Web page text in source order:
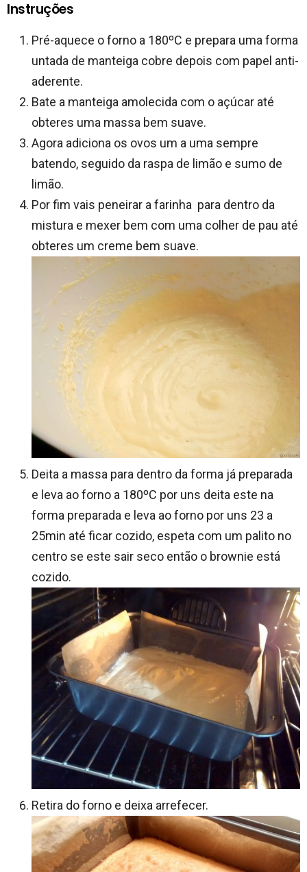
Instruções
Pré-aquece o forno a 180ºC e prepara uma forma
untada de manteiga cobre depois com papel anti-
aderente.
Bate a manteiga amolecida com o açúcar até
obteres uma massa bem suave.
Agora adiciona os ovos um a uma sempre
batendo, seguido da raspa de limão e sumo de
limão.
Por fim vais peneirar a farinha para dentro da
mistura e mexer bem com uma colher de pau até
obteres um creme bem suave.
Deita a massa para dentro da forma já preparada
e leva ao forno a 180ºC por uns deita este na
forma preparada e leva ao forno por uns 23 a
25min até ficar cozido, espeta com um palito no
centro se este sair seco então o brownie está
cozido.
Retira do forno e deixa arrefecer.